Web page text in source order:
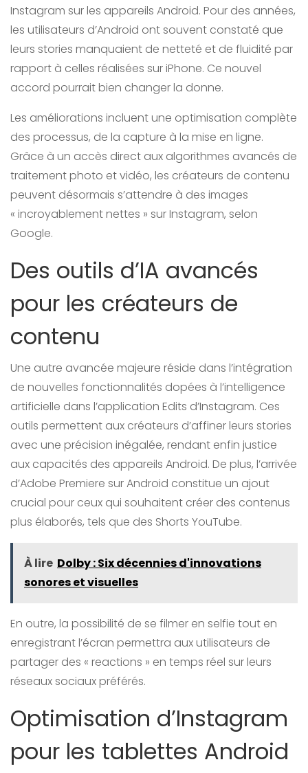
Instagram sur les appareils Android. Pour des années,
les utilisateurs d’Android ont souvent constaté que
leurs stories manquaient de netteté et de fluidité par
rapport à celles réalisées sur iPhone. Ce nouvel
accord pourrait bien changer la donne.
Les améliorations incluent une optimisation complète
des processus, de la capture à la mise en ligne.
Grâce à un accès direct aux algorithmes avancés de
traitement photo et vidéo, les créateurs de contenu
peuvent désormais s’attendre à des images
« incroyablement nettes » sur Instagram, selon
Google.
Des outils d’IA avancés
pour les créateurs de
contenu
Une autre avancée majeure réside dans l’intégration
de nouvelles fonctionnalités dopées à l’intelligence
artificielle dans l’application Edits d’Instagram. Ces
outils permettent aux créateurs d’affiner leurs stories
avec une précision inégalée, rendant enfin justice
aux capacités des appareils Android. De plus, l’arrivée
d’Adobe Premiere sur Android constitue un ajout
crucial pour ceux qui souhaitent créer des contenus
plus élaborés, tels que des Shorts YouTube.
À lire Dolby : Six décennies d'innovations
sonores et visuelles
En outre, la possibilité de se filmer en selfie tout en
enregistrant l’écran permettra aux utilisateurs de
partager des « reactions » en temps réel sur leurs
réseaux sociaux préférés.
Optimisation d’Instagram
pour les tablettes Android